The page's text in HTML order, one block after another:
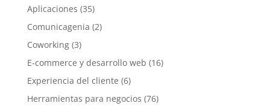
Aplicaciones (35)
Comunicagenia (2)
Coworking(3)
E-commerce y desarrollo web (16)
Experiencia del cliente (6)
Herramientas para negocios (76)